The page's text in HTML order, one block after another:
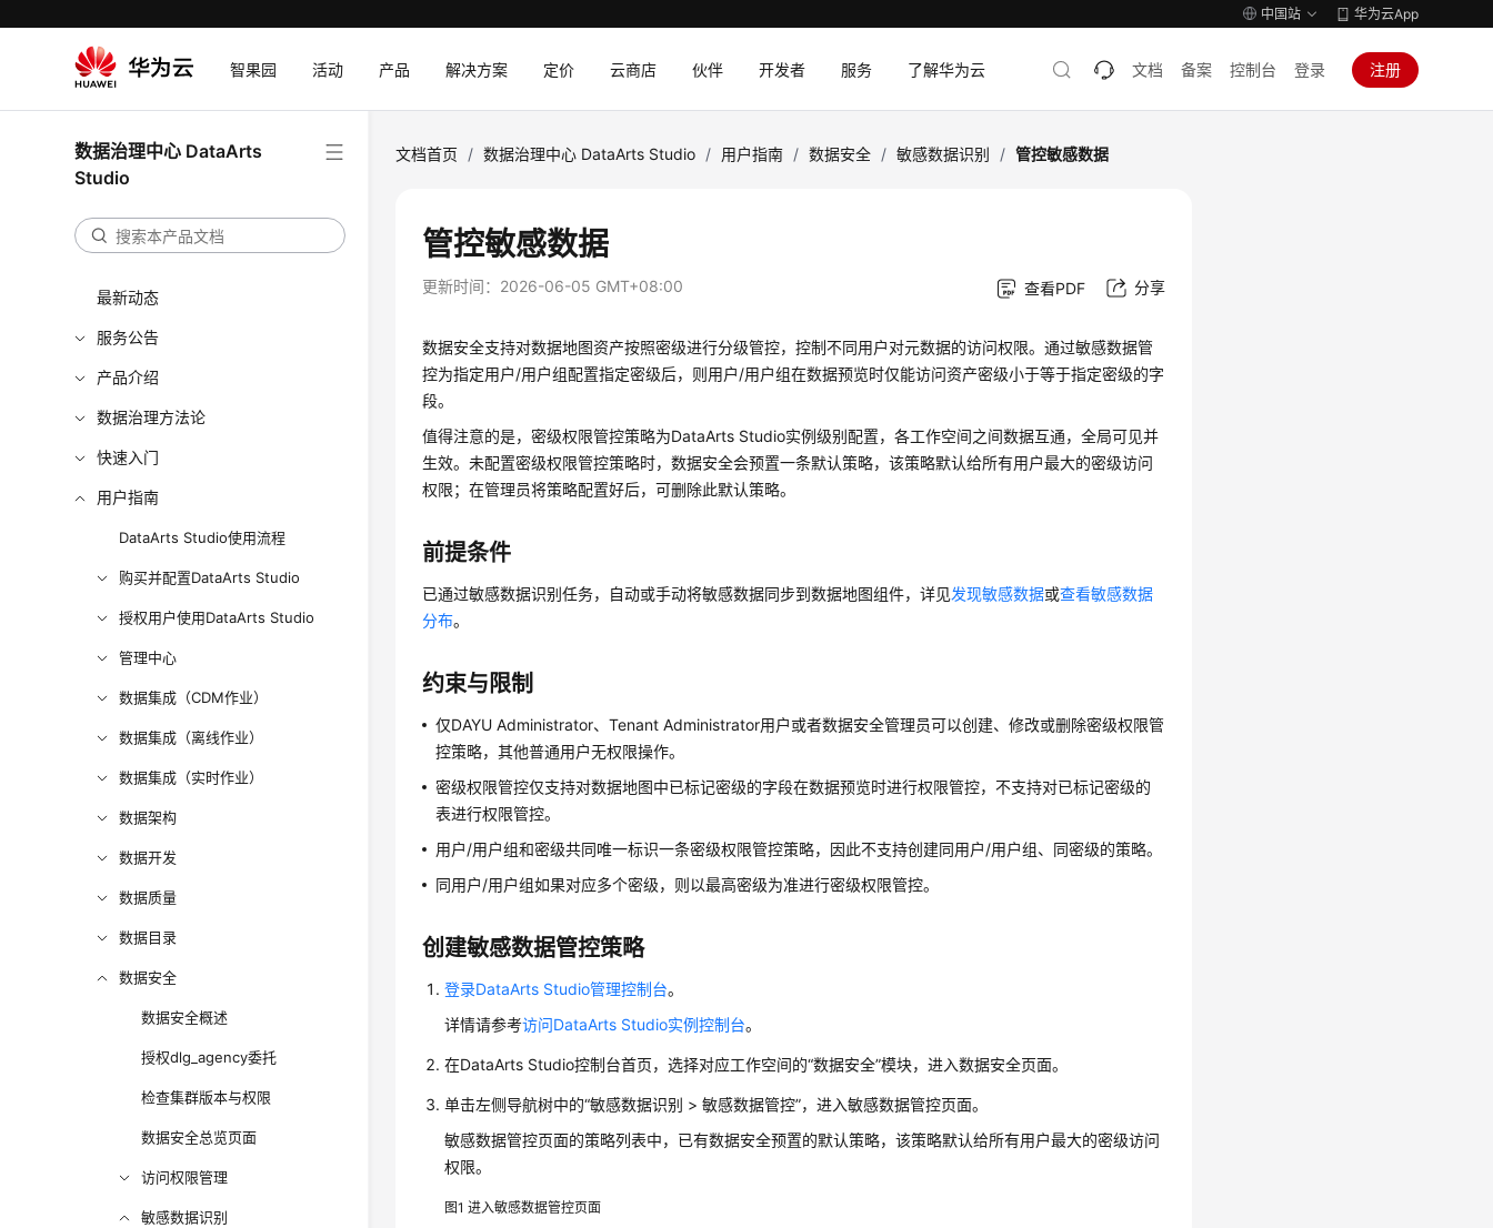
中国站 华为云App
智果园 活动 产品 解决方案 定价 云商店 伙伴 开发者 服务 了解华为云 文档 备案 控制台 登录 注册
数据治理中心 DataArts
Studio
最新动态
服务公告
产品介绍
数据治理方法论
快速入门
用户指南
DataArts Studio使用流程
购买并配置DataArts Studio
授权用户使用DataArts Studio
管理中心
数据集成（CDM作业）
数据集成（离线作业）
数据集成（实时作业）
数据架构
数据开发
数据质量
数据目录
数据安全
数据安全概述
授权dlg_agency委托
检查集群版本与权限
数据安全总览页面
访问权限管理
敏感数据识别
文档首页 / 数据治理中心 DataArts Studio / 用户指南 / 数据安全 / 敏感数据识别 / 管控敏感数据
管控敏感数据
更新时间： 2026-06-05 GMT+08:00 查看PDF 分享
数据安全支持对数据地图资产按照密级进行分级管控，控制不同用户对元数据的访问权限。通过敏感数据管
控为指定用户/用户组配置指定密级后，则用户/用户组在数据预览时仅能访问资产密级小于等于指定密级的字
段。
值得注意的是，密级权限管控策略为DataArts Studio实例级别配置，各工作空间之间数据互通，全局可见并
生效。未配置密级权限管控策略时，数据安全会预置一条默认策略，该策略默认给所有用户最大的密级访问
权限；在管理员将策略配置好后，可删除此默认策略。
前提条件
已通过敏感数据识别任务，自动或手动将敏感数据同步到数据地图组件，详见发现敏感数据或查看敏感数据
分布。
约束与限制
仅DAYU Administrator、Tenant Administrator用户或者数据安全管理员可以创建、修改或删除密级权限管
控策略，其他普通用户无权限操作。
密级权限管控仅支持对数据地图中已标记密级的字段在数据预览时进行权限管控，不支持对已标记密级的
表进行权限管控。
用户/用户组和密级共同唯一标识一条密级权限管控策略，因此不支持创建同用户/用户组、同密级的策略。
同用户/用户组如果对应多个密级，则以最高密级为准进行密级权限管控。
创建敏感数据管控策略
登录DataArts Studio管理控制台。
详情请参考访问DataArts Studio实例控制台。
在DataArts Studio控制台首页，选择对应工作空间的“数据安全”模块，进入数据安全页面。
单击左侧导航树中的“敏感数据识别 > 敏感数据管控”，进入敏感数据管控页面。
敏感数据管控页面的策略列表中，已有数据安全预置的默认策略，该策略默认给所有用户最大的密级访问
权限。
图1进入敏感数据管控页面